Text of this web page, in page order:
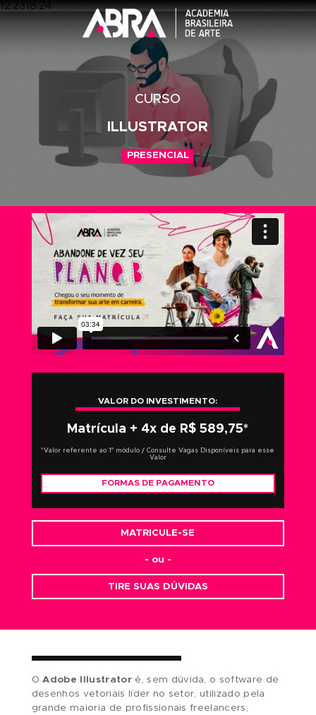
12:2318:24
CURSO
ILLUSTRATOR
VALOR DO INVESTIMENTO:
Matrícula + 4x de R$ 589,75*
*Valor referente ao 1º módulo / Consulte Vagas Disponíveis para
MATRICULE-SE
- ou -
TIRE SUAS DÚVIDAS